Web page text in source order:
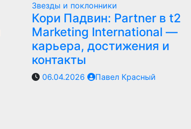
Звезды и поклонники
Кори Падвин: Partner в t2
Marketing International —
карьера, достижения и
контакты
06.04.2026 Павел Красный